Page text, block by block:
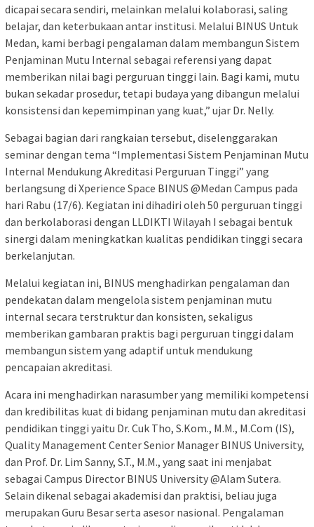
dicapai secara sendiri, melainkan melalui kolaborasi, saling
belajar, dan keterbukaan antar institusi. Melalui BINUS Untuk
Medan, kami berbagi pengalaman dalam membangun Sistem
Penjaminan Mutu Internal sebagai referensi yang dapat
memberikan nilai bagi perguruan tinggi lain. Bagi kami, mutu
bukan sekadar prosedur, tetapi budaya yang dibangun melalui
konsistensi dan kepemimpinan yang kuat,” ujar Dr. Nelly.
Sebagai bagian dari rangkaian tersebut, diselenggarakan
seminar dengan tema “Implementasi Sistem Penjaminan Mutu
Internal Mendukung Akreditasi Perguruan Tinggi” yang
berlangsung di Xperience Space BINUS @Medan Campus pada
hari Rabu (17/6). Kegiatan ini dihadiri oleh 50 perguruan tinggi
dan berkolaborasi dengan LLDIKTI Wilayah I sebagai bentuk
sinergi dalam meningkatkan kualitas pendidikan tinggi secara
berkelanjutan.
Melalui kegiatan ini, BINUS menghadirkan pengalaman dan
pendekatan dalam mengelola sistem penjaminan mutu
internal secara terstruktur dan konsisten, sekaligus
memberikan gambaran praktis bagi perguruan tinggi dalam
membangun sistem yang adaptif untuk mendukung
pencapaian akreditasi.
Acara ini menghadirkan narasumber yang memiliki kompetensi
dan kredibilitas kuat di bidang penjaminan mutu dan akreditasi
pendidikan tinggi yaitu Dr. Cuk Tho, S.Kom., M.M., M.Com (IS),
Quality Management Center Senior Manager BINUS University,
dan Prof. Dr. Lim Sanny, S.T., M.M., yang saat ini menjabat
sebagai Campus Director BINUS University @Alam Sutera.
Selain dikenal sebagai akademisi dan praktisi, beliau juga
merupakan Guru Besar serta asesor nasional. Pengalaman